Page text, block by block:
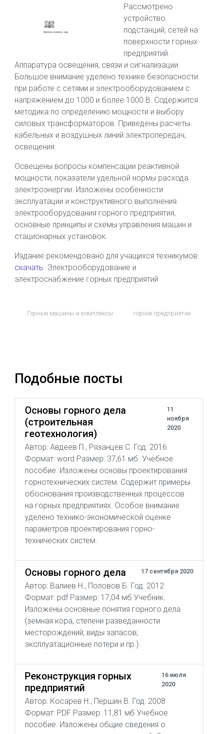
Рассмотрено
устройство
подстанций, сетей на
поверхности горных
предприятий.
Аппаратура освещения, связи и сигнализации.
Большое внимание уделено технике безопасности
при работе с сетями и электрооборудованием с
напряжением до 1000 и более 1000 В. Содержится
методика по определению мощности и выбору
силовых трансформаторов. Приведены расчеты
кабельных и воздушных линий электропередач,
освещения.
Освещены вопросы компенсации реактивной
мощности, показатели удельной нормы расхода
электроэнергии. Изложены особенности
эксплуатации и конструктивного выполнения
электрооборудования горного предприятия,
основные принципы и схемы управления машин и
стационарных установок.
Издание рекомендовано для учащихся техникумов.
скачать Электрооборудование и
электроснабжение горных предприятий
Горные машины и комплексы горное предприятие
Подобные посты
Основы горного дела
(строительная
геотехнология)
11
ноября
2020
Автор: Авдеев П., Рязанцев С. Год: 2016
Формат: word Размер: 37,61 мб. Учебное
пособие. Изложены основы проектирования
горнотехнических систем. Содержит примеры
обоснования производственных процессов
на горных предприятиях. Особое внимание
уделено технико-экономической оценке
параметров проектирования горно-
технических систем.
Основы горного дела 17 сентября 2020
Автор: Валиев Н., Половов Б. Год: 2012
Формат: pdf Размер: 17,04 мб Учебник.
Изложены основные понятия горного дела
(земная кора, степени разведанности
месторождений, виды запасов,
эксплуатационные потери и пр.).
Реконструкция горных
предприятий
16 июля
2020
Автор: Косарев Н., Першин В. Год: 2008
Формат: PDF Размер: 11,81 мб Учебное
пособие. Изложены общие сведения о